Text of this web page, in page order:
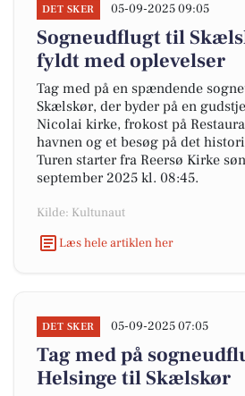
DET SKER 05-09-2025 09:05
Sogneudflugt til
fyldt med oplevelser
Tag med på en spændende
Skælskør, der byder på en
Nicolai kirke, frokost på
havnen og et besøg på det
Turen starter fra Reersø Kirke
september 2025 kl. 08:45.
Kilde: Kultunaut
Læs hele artiklen her
DET SKER 05-09-2025 07:05
Tag med på
Helsinge til Skælskør